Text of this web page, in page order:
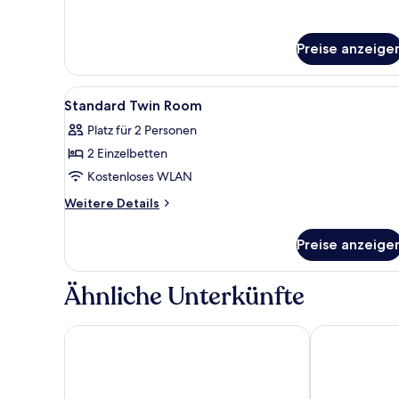
Preise
Alle
Fotos
für
Standard
Twin
Room
Zimmersafe, Schreibtisch,
4
Standard Twin Room
Platz für 2 Personen
2 Einzelbetten
Kostenloses WLAN
Weitere Details
Weitere
Twin
Room
Preise
Ähnliche Unterkünfte
D'concept Hotel Kulim Oyasumi Hotel